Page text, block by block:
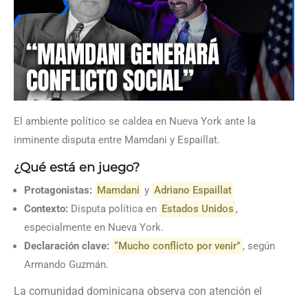
El ambiente político se caldea en Nueva York ante la
inminente disputa entre Mamdani y Espaillat.
¿Qué está en juego?
Protagonistas: Mamdani y Adriano Espaillat
Contexto: Disputa política en Estados Unidos ,
especialmente en Nueva York.
Declaración clave: “Mucho conflicto por venir” , según
Armando Guzmán.
La comunidad dominicana observa con atención el